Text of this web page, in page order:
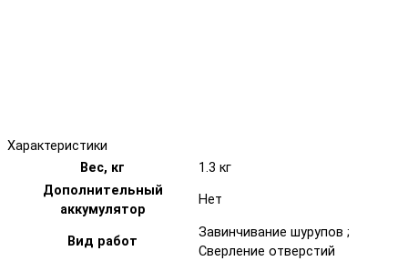
Характеристики
Вес, кг
1.3 кг
Дополнительный
аккумулятор
Нет
Вид работ
Завинчивание шурупов ;
Сверление отверстий